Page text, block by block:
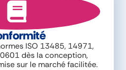
ISO 13485, 14971,
dès la conception,
sur le marché facilitée.